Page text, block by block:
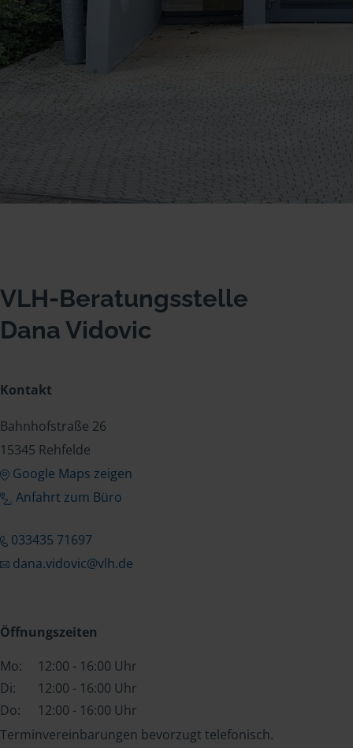
VLH-Beratungsstelle
Dana Vidovic
Kontakt
Bahnhofstraße 26
15345 Rehfelde
Google Maps zeigen
Anfahrt zum Büro
033435 71697
dana.vidovic@vlh.de
Öffnungszeiten
Mo:
12:00 - 16:00 Uhr
Di:
12:00 - 16:00 Uhr
Do:
12:00 - 16:00 Uhr
Terminvereinbarungen bevorzugt telefonisch.